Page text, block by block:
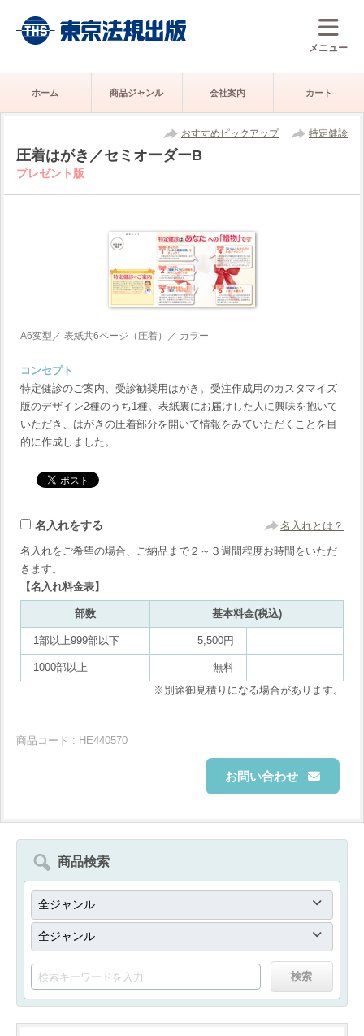
メニュー
ホーム 商品ジャンル 会社案内 カート
おすすめピックアップ 特定健診
圧着はがき／セミオーダーB
プレゼント版
A6変型／ 表紙共6ページ（圧着）／ カラー
コンセプト
特定健診のご案内、受診勧奨用はがき。受注作成用のカスタマイズ
版のデザイン2種のうち1種。表紙裏にお届けした人に興味を抱いて
いただき、はがきの圧着部分を開いて情報をみていただくことを目
的に作成しました。
名入れをする 名入れとは？
名入れをご希望の場合、ご納品まで２～３週間程度お時間をいただ
きます。
【名入れ料金表】
部数 基本料金(税込)
1部以上999部以下 5,500円
1000部以上
無料
※別途御見積りになる場合があります。
商品コード : HE440570
お問い合わせ
商品検索